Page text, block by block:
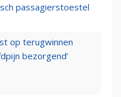
passagierstoestel
op terugwinnen
bezorgend’